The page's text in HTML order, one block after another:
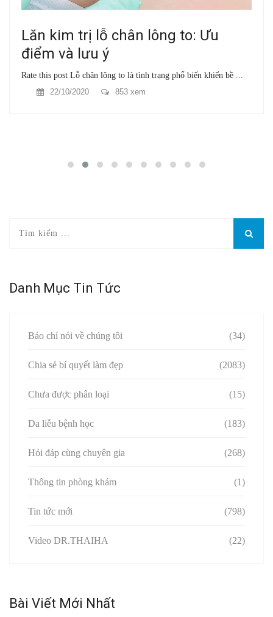
Lăn kim trị lỗ chân lông to: Ưu
điểm và lưu ý
Rate this post Lỗ chân lông to là tình trạng phổ biến khiến bề ...
22/10/2020
853 xem
Danh Mục Tin Tức
Báo chí nói về chúng tôi (34)
Chia sẻ bí quyết làm đẹp (2083)
Chưa được phân loại (15)
Da liễu bệnh học (183)
Hỏi đáp cùng chuyên gia (268)
Thông tin phòng khám (1)
Tin tức mới (798)
Video DR.THAIHA (22)
Bài Viết Mới Nhất